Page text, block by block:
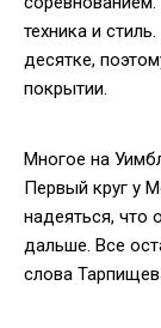
техника и
десятке,
покрытии.
Многое на
Первый круг у
надеяться, что
дальше. Все
слова